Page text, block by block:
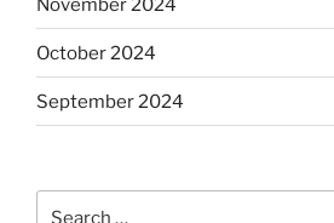
November 2024
October 2024
September 2024